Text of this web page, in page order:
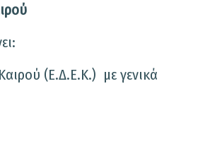
σας ενημερώνει:
(Ε.Δ.Ε.Κ.) με γενικά